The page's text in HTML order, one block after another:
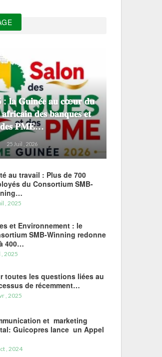
𝐥𝐚 𝐆𝐮𝐢𝐧𝐞́𝐞 𝐚𝐮 𝐜œ𝐮𝐫 𝐝𝐮
𝐝𝐞𝐬 𝐛𝐚𝐧𝐪𝐮𝐞𝐬 𝐞𝐭
𝐝𝐞𝐬 𝐏𝐌𝐄…
25 Juil , 2026
au travail : Plus de 700
du Consortium SMB-
, 2025
et Environnement : le
SMB-Winning redonne
400…
, 2025
toutes les questions liées au
de récemment…
, 2025
et marketing
Guicopres lance un Appel
, 2024